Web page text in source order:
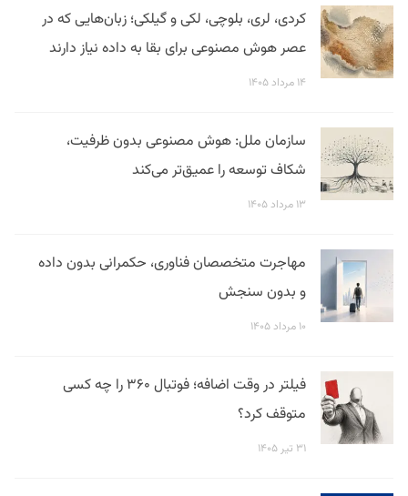
کردی، لری، بلوچی، لکی و گیلکی؛ زبان‌هایی که در
عصر هوش مصنوعی برای بقا به داده نیاز دارند
۱۴ مرداد ۱۴۰۵
سازمان ملل: هوش مصنوعی بدون ظرفیت،
شکاف توسعه را عمیق‌تر می‌کند
۱۳ مرداد ۱۴۰۵
مهاجرت متخصصان فناوری، حکمرانی بدون داده
و بدون سنجش
۱۰ مرداد ۱۴۰۵
فیلتر در وقت اضافه؛ فوتبال ۳۶۰ را چه کسی
متوقف کرد؟
۳۱ تیر ۱۴۰۵